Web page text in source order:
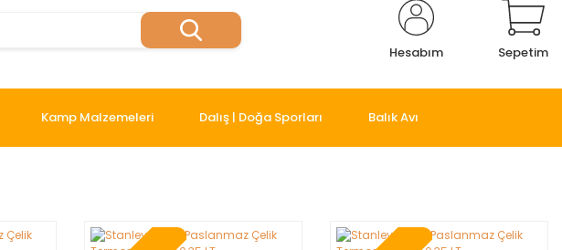
Hesabım Sepetim
Kamp Malzemeleri Dalış | Doğa Sporları Balık Avı